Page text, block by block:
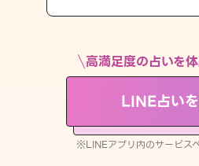
LINE占いを開く
※LINEアプリ内のサービスページへ遷移します
高満足度の占いを
LINE占い
※LINEアプリ内のサービス